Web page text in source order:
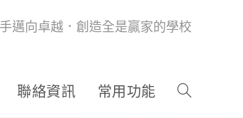
邁向卓越．創造全是贏家的學校
聯絡資訊 常用功能